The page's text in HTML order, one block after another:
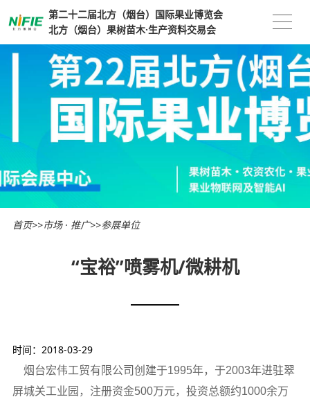
第二十二届北方（烟台）国际果业博览会
北方（烟台）果树苗木·生产资料交易会
首页>>市场 · 推广>>参展单位
“宝裕”喷雾机/微耕机
时间：2018-03-29
烟台宏伟工贸有限公司创建于1995年，于2003年进驻翠
屏城关工业园，注册资金500万元，投资总额约1000余万